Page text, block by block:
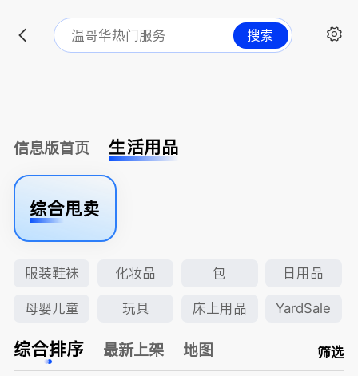
搜索
信息版首页 生活用品
综合甩卖
服装鞋袜 化妆品 包 日用品
母婴儿童 玩具 床上用品 YardSale
综合排序 最新上架 地图 筛选